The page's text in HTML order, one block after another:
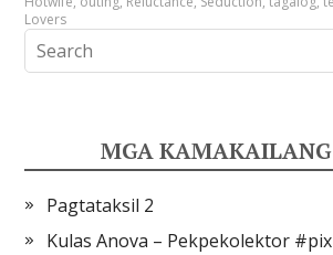
Lovers
MGA KAMAKAILANG
Pagtataksil 2
Kulas Anova – Pekpekolektor